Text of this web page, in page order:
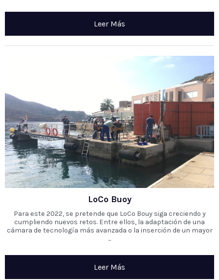
Leer Más
LoCo Buoy
Para este 2022, se pretende que LoCo Bouy siga creciendo y
cumpliendo nuevos retos. Entre ellos, la adaptación de una
cámara de tecnología más avanzada o la inserción de un mayor
...
Leer Más